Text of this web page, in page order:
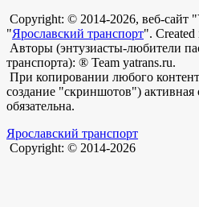
Copyright: © 2014-2026, веб-сайт
"Ярославский транспорт". Created
Авторы (энтузиасты-любители
транспорта): ® Team yatrans.ru.
При копировании любого
создание "скриншотов") активная
обязательна.
Ярославский транспорт
Copyright: © 2014-2026